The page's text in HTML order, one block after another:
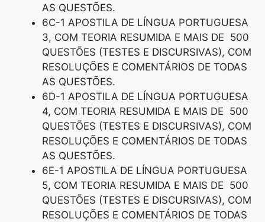
AS QUESTÕES.
6C-1 APOSTILA DE LÍNGUA PORTUGUESA
3, COM TEORIA RESUMIDA E MAIS DE 500
QUESTÕES (TESTES E DISCURSIVAS), COM
RESOLUÇÕES E COMENTÁRIOS DE TODAS
AS QUESTÕES.
6D-1 APOSTILA DE LÍNGUA PORTUGUESA
4, COM TEORIA RESUMIDA E MAIS DE 500
QUESTÕES (TESTES E DISCURSIVAS), COM
RESOLUÇÕES E COMENTÁRIOS DE TODAS
AS QUESTÕES.
6E-1 APOSTILA DE LÍNGUA PORTUGUESA
5, COM TEORIA RESUMIDA E MAIS DE 500
QUESTÕES (TESTES E DISCURSIVAS), COM
RESOLUÇÕES E COMENTÁRIOS DE TODAS